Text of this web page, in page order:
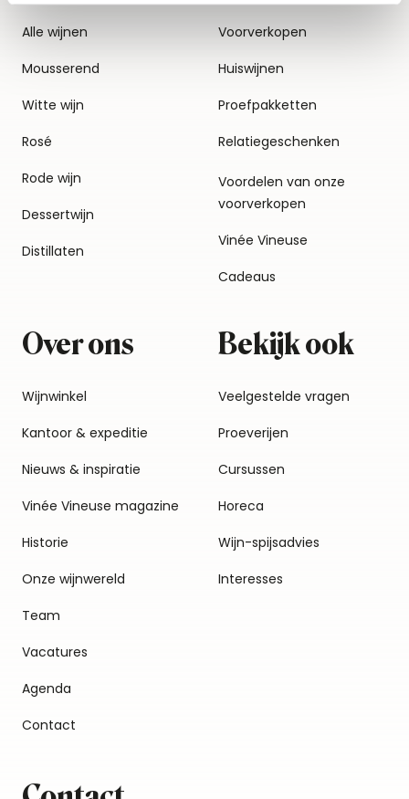
Alle wijnen
Mousserend
Witte wijn
Rosé
Rode wijn
Dessertwijn
Distillaten
Voorverkopen
Huiswijnen
Proefpakketten
Relatiegeschenken
Voordelen van onze
voorverkopen
Vinée Vineuse
Cadeaus
Over ons
Wijnwinkel
Kantoor & expeditie
Nieuws & inspiratie
Vinée Vineuse magazine
Historie
Onze wijnwereld
Team
Vacatures
Agenda
Contact
Bekijk ook
Veelgestelde vragen
Proeverijen
Cursussen
Horeca
Wijn-spijsadvies
Interesses